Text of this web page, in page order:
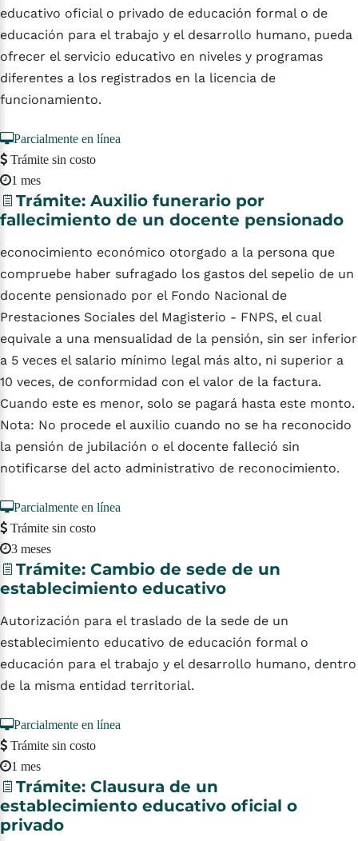
educativo oficial o privado de educación formal o de
educación para el trabajo y el desarrollo humano, pueda
ofrecer el servicio educativo en niveles y programas
diferentes a los registrados en la licencia de
funcionamiento.
Parcialmente en línea
Trámite sin costo
1 mes
Trámite: Auxilio funerario por
fallecimiento de un docente pensionado
econocimiento económico otorgado a la persona que
compruebe haber sufragado los gastos del sepelio de un
docente pensionado por el Fondo Nacional de
Prestaciones Sociales del Magisterio - FNPS, el cual
equivale a una mensualidad de la pensión, sin ser inferior
a 5 veces el salario mínimo legal más alto, ni superior a
10 veces, de conformidad con el valor de la factura.
Cuando este es menor, solo se pagará hasta este monto.
Nota: No procede el auxilio cuando no se ha reconocido
la pensión de jubilación o el docente falleció sin
notificarse del acto administrativo de reconocimiento.
Parcialmente en línea
Trámite sin costo
3 meses
Trámite: Cambio de sede de un
establecimiento educativo
Autorización para el traslado de la sede de un
establecimiento educativo de educación formal o
educación para el trabajo y el desarrollo humano, dentro
de la misma entidad territorial.
Parcialmente en línea
Trámite sin costo
1 mes
Trámite: Clausura de un
establecimiento educativo oficial o
privado